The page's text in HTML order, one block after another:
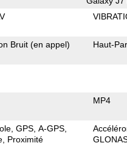
Bruit (en appel) Haut-
MP4
GPS A-GPS
Proximité